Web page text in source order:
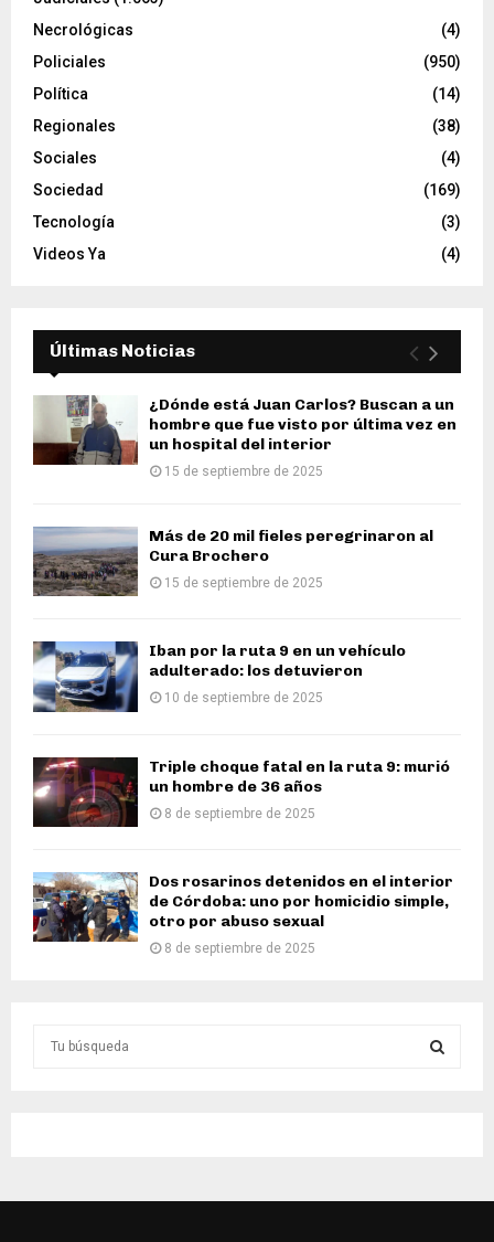
Necrológicas
(4)
Policiales
(950)
Política
(14)
Regionales
(38)
Sociales
(4)
Sociedad
(169)
Tecnología
(3)
Videos Ya
(4)
Últimas Noticias
¿Dónde está Juan Carlos? Buscan a un
hombre que fue visto por última vez en
un hospital del interior
15 de septiembre de 2025
Más de 20 mil fieles peregrinaron al
Cura Brochero
15 de septiembre de 2025
Iban por la ruta 9 en un vehículo
adulterado: los detuvieron
10 de septiembre de 2025
Triple choque fatal en la ruta 9: murió
un hombre de 36 años
8 de septiembre de 2025
Dos rosarinos detenidos en el interior
de Córdoba: uno por homicidio simple,
otro por abuso sexual
8 de septiembre de 2025
o